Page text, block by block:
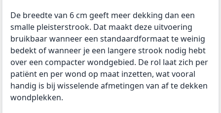
De breedte van 6 cm geeft meer dekking dan een
smalle pleisterstrook. Dat maakt deze uitvoering
bruikbaar wanneer een standaardformaat te weinig
bedekt of wanneer je een langere strook nodig hebt
over een compacter wondgebied. De rol laat zich per
patiënt en per wond op maat inzetten, wat vooral
handig is bij wisselende afmetingen van af te dekken
wondplekken.